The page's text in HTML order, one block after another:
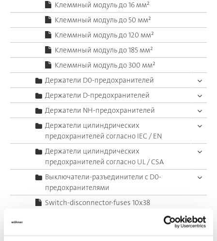
Клеммный модуль до 16 мм²
Клеммный модуль до 50 мм²
Клеммный модуль до 120 мм²
Клеммный модуль до 185 мм²
Клеммный модуль до 300 мм²
Держатели D0-предохранителей
Держатели D-предохранителей
Держатели NH-предохранителей
Держатели цилиндрических
предохранителей согласно IEC / EN
Держатели цилиндрических
предохранителей согласно UL / CSA
Выключатели-разъединители с D0-
предохранителями
Switch-disconnector-fuses 10x38